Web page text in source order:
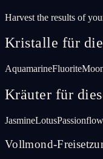
Harvest the results of
Kristalle für
AquamarineFluorite
Kräuter für
JasmineLotus
Vollmond-